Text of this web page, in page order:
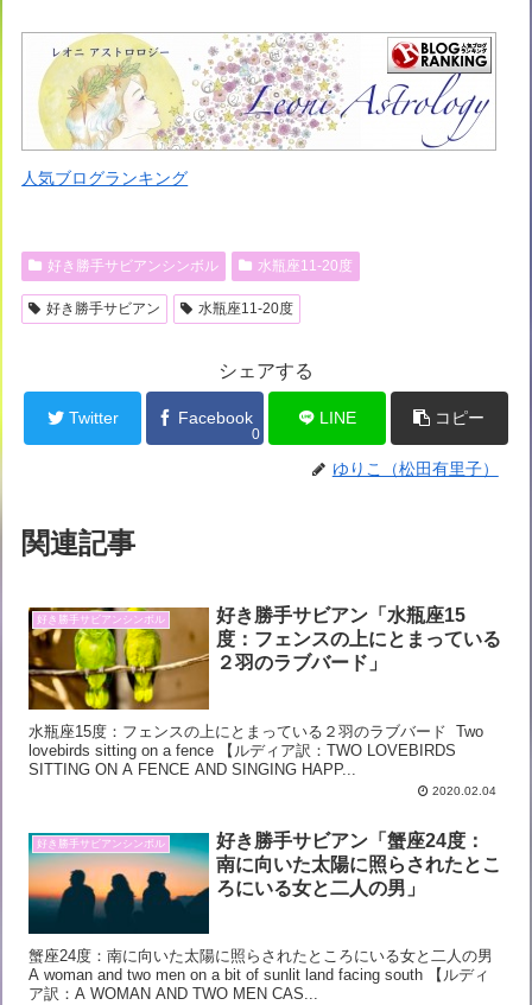
人気ブログランキング
好き勝手サビアンシンボル 水瓶座11-20度
好き勝手サビアン 水瓶座11-20度
シェアする
Twitter Facebook
0
LINE コピー
ゆりこ（松田有里子）
関連記事
好き勝手サビアンシンボル
好き勝手サビアン「水瓶座15
度：フェンスの上にとまっている
２羽のラブバード」
水瓶座15度：フェンスの上にとまっている２羽のラブバード Two
lovebirds sitting on a fence 【ルディア訳：TWO LOVEBIRDS
SITTING ON A FENCE AND SINGING HAPP...
2020.02.04
好き勝手サビアンシンボル
好き勝手サビアン「蟹座24度：
南に向いた太陽に照らされたとこ
ろにいる女と二人の男」
蟹座24度：南に向いた太陽に照らされたところにいる女と二人の男
A woman and two men on a bit of sunlit land facing south 【ルディ
ア訳：A WOMAN AND TWO MEN CAS...